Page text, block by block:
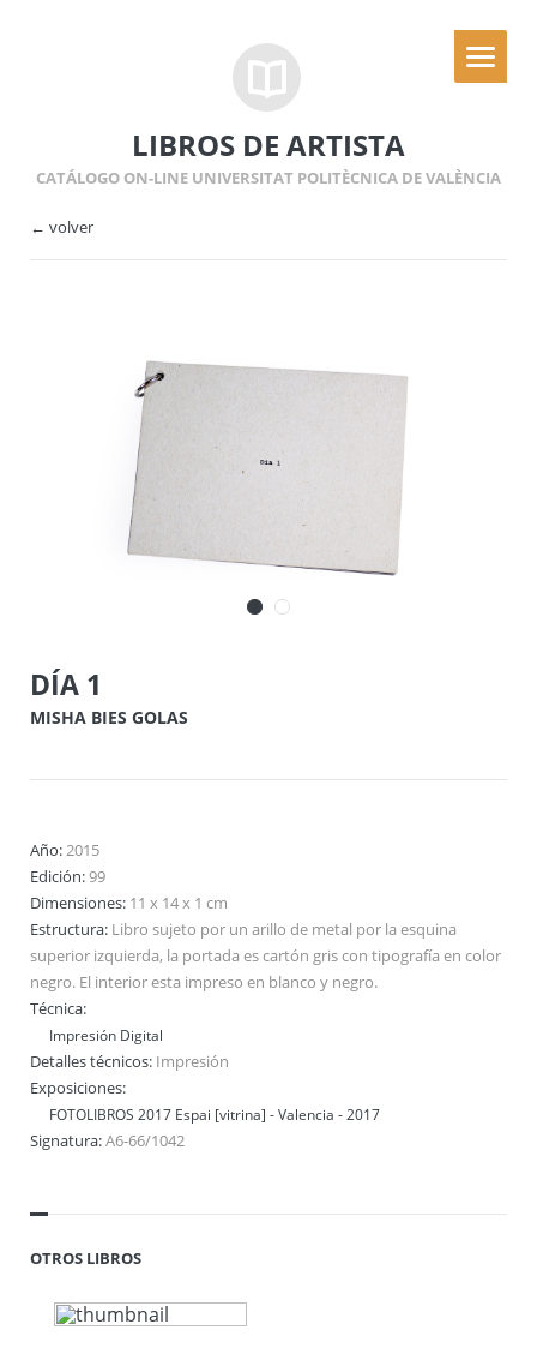
LIBROS DE ARTISTA
CATÁLOGO ON-LINE UNIVERSITAT POLITÈCNICA DE VALÈNCIA
← volver
DÍA 1
MISHA BIES GOLAS
Año:2015
Edición:99
Dimensiones: 11 x 14 x 1 cm
Estructura: Libro sujeto por un arillo de metal por la esquina
superior izquierda, la portada es cartón gris con tipografía en color
negro. El interior esta impreso en blanco y negro.
Técnica:
Impresión Digital
Detalles técnicos: Impresión
Exposiciones:
FOTOLIBROS 2017 Espai [vitrina] - Valencia - 2017
Signatura:A6-66/1042
OTROS LIBROS